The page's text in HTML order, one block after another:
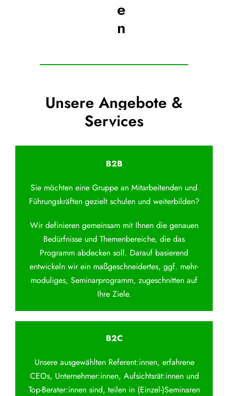
e
n
Unsere Angebote &
Services
B2B
Sie möchten eine Gruppe an Mitarbeitenden und
Führungskräften gezielt schulen und weiterbilden?
Wir definieren gemeinsam mit Ihnen die genauen
Bedürfnisse und Themenbereiche, die das
Programm abdecken soll. Darauf basierend
entwickeln wir ein maßgeschneidertes, ggf. mehr-
moduliges, Seminarprogramm, zugeschnitten auf
Ihre Ziele.
B2C
Unsere ausgewählten Referent:innen, erfahrene
CEOs, Unternehmer:innen, Aufsichtsrät:innen und
Top-Berater:innen sind, teilen in (Einzel-)Seminaren